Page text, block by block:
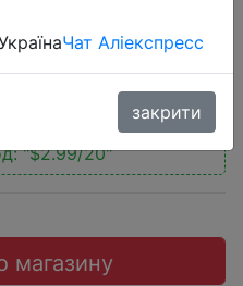
"$2.99/20"
магазину
Чат Аліекспресс
закрити